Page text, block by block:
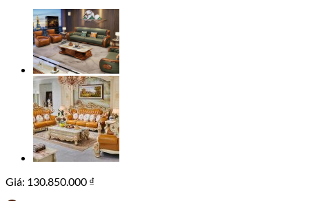
Giá: 130.850.000 ₫